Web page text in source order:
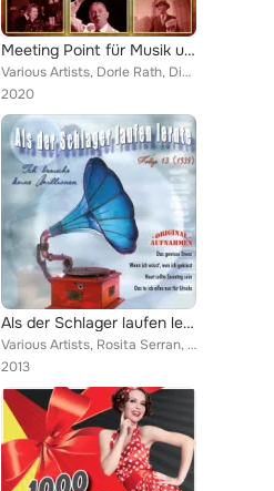
Meeting Point für Musik und Humor
Various Artists, Dorle Rath, Die Weintraubs, Willy Fritsch, Geschwister Schmid, Heinz Erhardt, Ulrich Tukur, Die Starlets, Fred ...
2020
Als der Schlager laufen lernte, Vol. 13
Various Artists, Rosita Serran, Pola Negri, Willy Fritsch & Lilian Harvey, Else Elster, Käte Kühl, Karl Raddatz, Rudi Godden, Pa...
2013